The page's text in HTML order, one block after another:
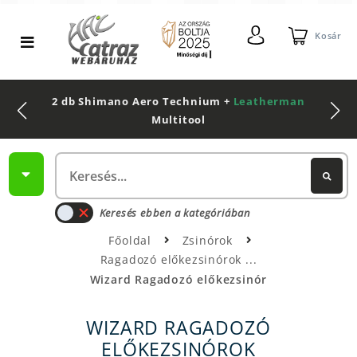
Kosár
2 db Shimano Aero Technium + Leatherman
Multitool
Keresés ebben a kategóriában
Főoldal
Zsinórok
Ragadozó előkezsinórok
Wizard Ragadozó előkezsinór
WIZARD RAGADOZÓ
ELŐKEZSINÓROK